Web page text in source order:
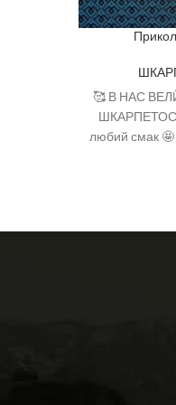
🥰 В НАС
любий смак